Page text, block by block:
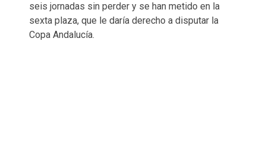
seis jornadas sin perder y se han metido en la
sexta plaza, que le daría derecho a disputar la
Copa Andalucía.